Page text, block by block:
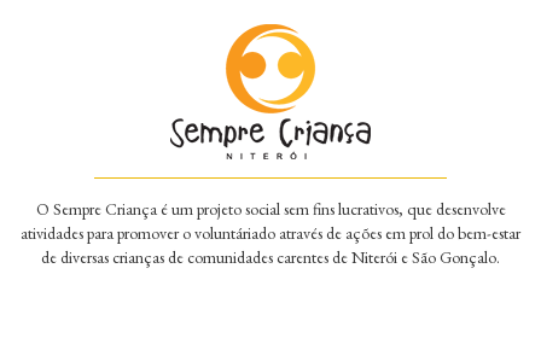
O Sempre Criança é um projeto social sem fins lucrativos, que desenvolve
atividades para promover o voluntáriado através de ações em prol do bem-estar
de diversas crianças de comunidades carentes de Niterói e São Gonçalo.